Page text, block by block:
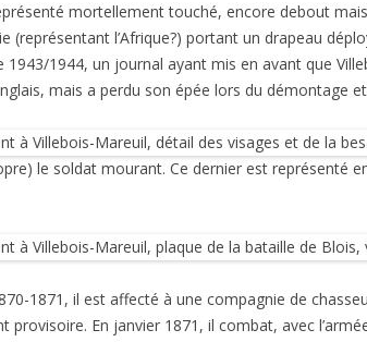
mortellement touché, encore debout
(représentant l’Afrique?) portant un drapeau
1943/1944, un journal ayant mis en avant que
mais a perdu son épée lors du démontage
le soldat mourant. Ce dernier est représenté
1871, il est affecté à une compagnie de
provisoire. En janvier 1871, il combat, avec